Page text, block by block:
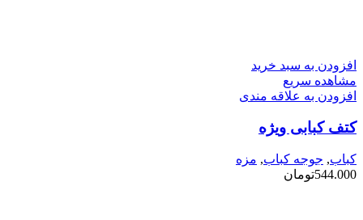
افزودن به سبد خرید
مشاهده سریع
افزودن به علاقه مندی
کتف کبابی ویژه
کباب, جوجه کباب, مزه
544.000تومان